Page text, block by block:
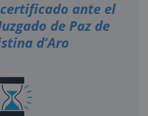
ante el
de Paz de
d’Aro